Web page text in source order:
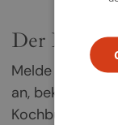
Der
Melde dich
an, bekomme
Kochbuch-